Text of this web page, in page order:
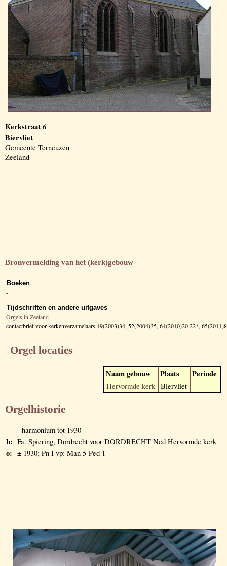
Kerkstraat 6
Biervliet
Gemeente Terneuzen
Zeeland
Bronvermelding van het (kerk)gebouw
Boeken
-
Tijdschriften en andere uitgaves
Orgels in Zeeland
contactbrief voor kerkenverzamelaars 49(2003)34, 52(2004)35, 64(2010)20 22*, 65(2011)8
Orgel locaties
Naam gebouw Plaats Periode
Hervormde kerk Biervliet -
Orgelhistorie
- harmonium tot 1930
b: Fa. Spiering, Dordrecht voor DORDRECHT Ned Hervormde kerk
o: ± 1930; Pn I vp: Man 5-Ped 1